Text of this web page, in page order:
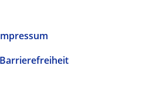
Barrierefreiheit